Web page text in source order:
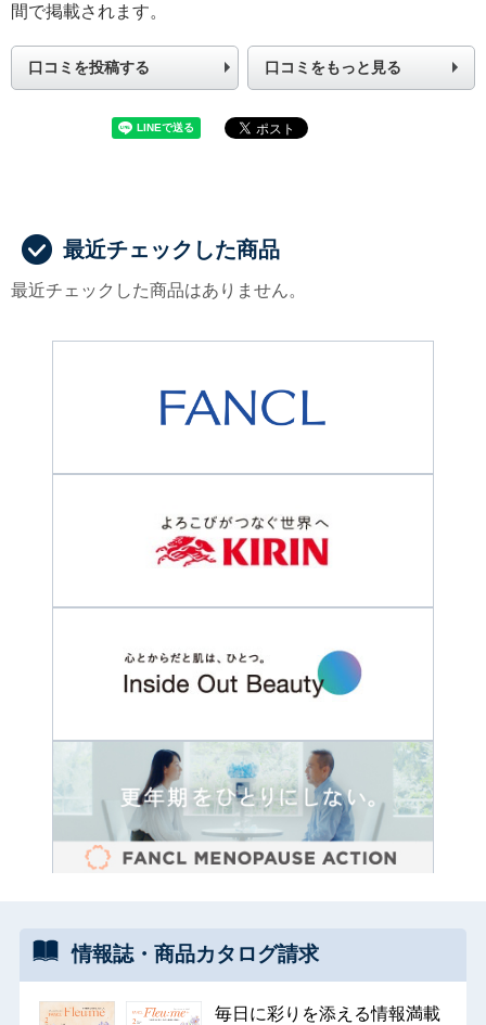
間で掲載されます。
口コミを投稿する 口コミをもっと見る
最近チェックした商品
最近チェックした商品はありません。
情報誌・ 商品カタログ請求
毎日に彩りを添える情報満載